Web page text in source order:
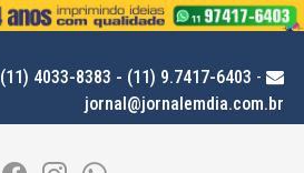
(11) 4033-8383 - (11) 9.7417-6403 -
jornal@jornalemdia.com.br